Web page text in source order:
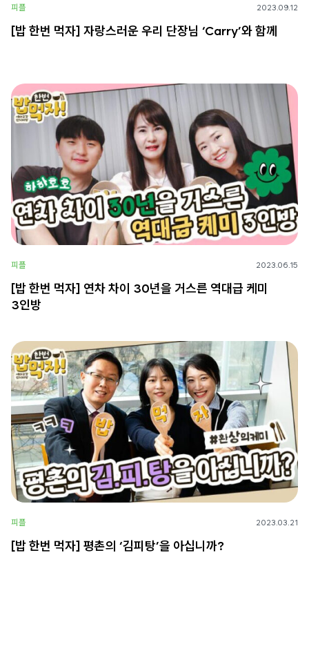
피플 2023.09.12
[밥 한번 먹자] 자랑스러운 우리 단장님 ‘Carry’와 함께
피플 2023.06.15
[밥 한번 먹자] 연차 차이 30년을 거스른 역대급 케미
3인방
피플 2023.03.21
[밥 한번 먹자] 평촌의 ‘김피탕’을 아십니까?